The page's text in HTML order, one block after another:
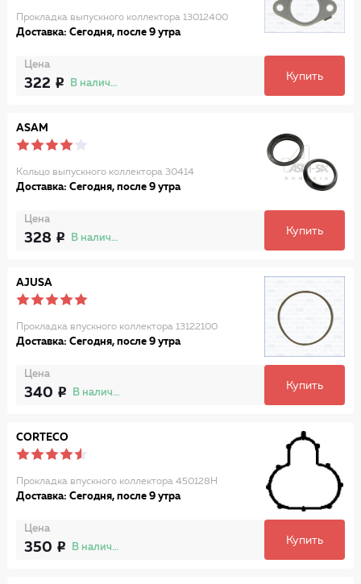
Прокладка выпускного коллектора 13012400
Доставка: Сегодня, после 9 утра
Цена
322 В наличии
Купить
ASAM
Кольцо выпускного коллектора 30414
Доставка: Сегодня, после 9 утра
Цена
328 В наличии
Купить
AJUSA
Прокладка впускного коллектора 13122100
Доставка: Сегодня, после 9 утра
Цена
340 В наличии
Купить
CORTECO
Прокладка впускного коллектора 450128H
Доставка: Сегодня, после 9 утра
Цена
350 В наличии
Купить